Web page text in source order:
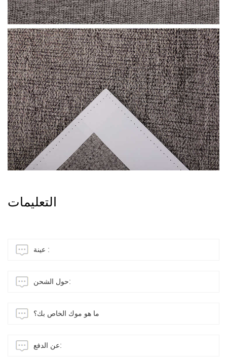
التعليمات
عينة :
حول الشحن:
ما هو موك الخاص بك؟
عن الدفع: